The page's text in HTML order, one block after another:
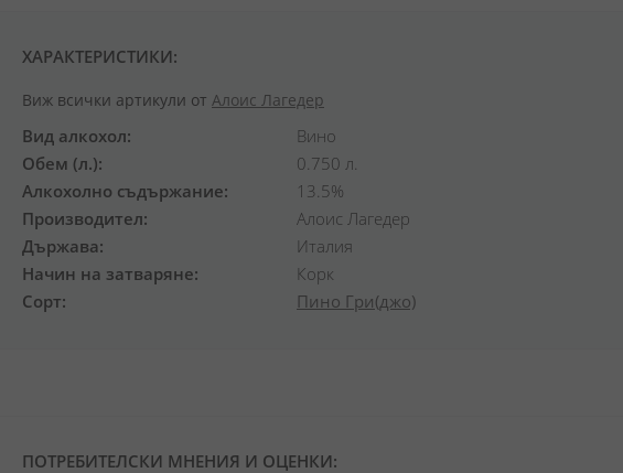
ХАРАКТЕРИСТИКИ:
Виж всички артикули от Алоис Лагедер
Вид алкохол
Вино
Обем (л.)
0.750 л.
Алкохолно съдържание
13.5%
Производител
Алоис Лагедер
Държава
Италия
Начин на затваряне
Корк
Сорт
Пино Гри(джо)
ПОТРЕБИТЕЛСКИ МНЕНИЯ И ОЦЕНКИ: